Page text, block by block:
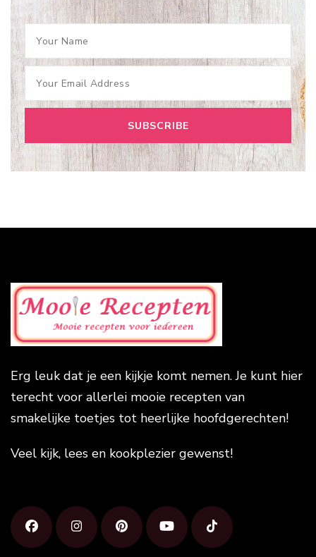
Erg leuk dat je een kijkje komt nemen. Je kunt hier
terecht voor allerlei mooie recepten van
smakelijke toetjes tot heerlijke hoofdgerechten!
Veel kijk, lees en kookplezier gewenst!